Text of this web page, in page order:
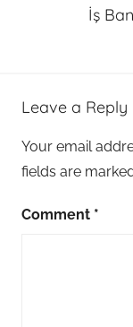
a
l
k
İş
Leave a Reply
Your email
fields are
Comment *